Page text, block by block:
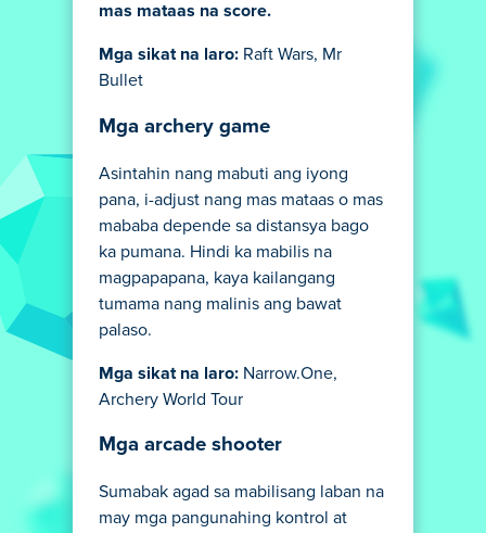
mas mataas na score.
Mga sikat na laro: Raft Wars, Mr
Bullet
Mga archery game
Asintahin nang mabuti ang iyong
pana, i-adjust nang mas mataas o mas
mababa depende sa distansya bago
ka pumana. Hindi ka mabilis na
magpapapana, kaya kailangang
tumama nang malinis ang bawat
palaso.
Mga sikat na laro: Narrow.One,
Archery World Tour
Mga arcade shooter
Sumabak agad sa mabilisang laban na
may mga pangunahing kontrol at